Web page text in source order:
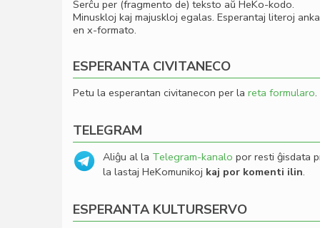
Serĉu per (fragmento de) teksto aŭ HeKo-kodo.
Minuskloj kaj majuskloj egalas. Esperantaj literoj
en x-formato.
ESPERANTA CIVITANECO
Petu la esperantan civitanecon per la reta formularo.
TELEGRAM
Aliĝu al la Telegram-kanalo por resti ĝisdata
la lastaj HeKomunikoj kaj por komenti ilin.
ESPERANTA KULTURSERVO